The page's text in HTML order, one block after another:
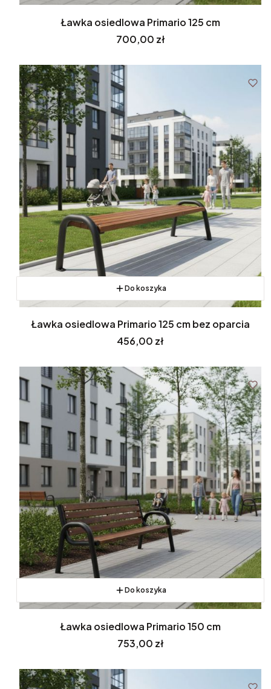
Ławka osiedlowa Primario 125 cm
Cena
700,00 zł
Do koszyka
Ławka osiedlowa Primario 125 cm bez oparcia
Cena
456,00 zł
Do koszyka
Ławka osiedlowa Primario 150 cm
Cena
753,00 zł